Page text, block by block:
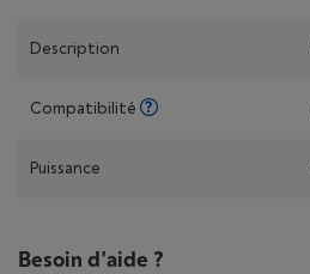
Description
Compatibilité
Puissance
Besoin d'aide ?